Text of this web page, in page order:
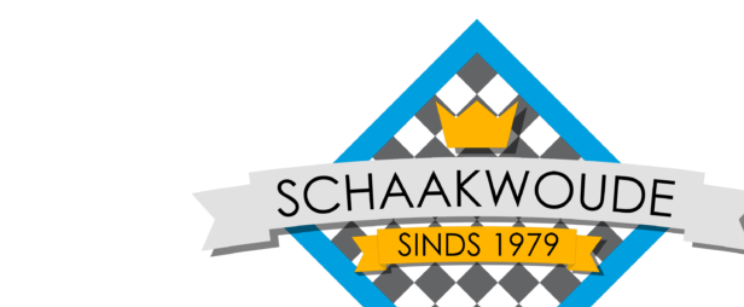
Schaakvereniging
Schaakwoude